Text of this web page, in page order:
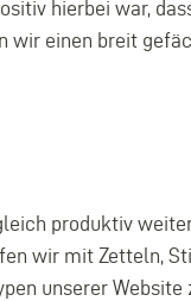
hierbei war,
wir einen breit
produktiv
wir mit Zetteln,
unserer